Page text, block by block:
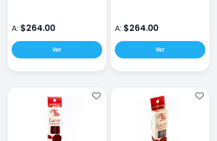
A: $264.00
Ver
A: $264.00
Ver